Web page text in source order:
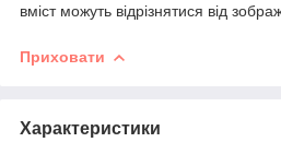
вміст можуть відрізнятися від
Приховати
Характеристики